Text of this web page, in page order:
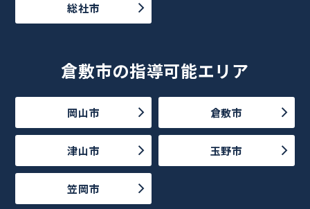
総社市
倉敷市の指導可能エリア
岡山市 倉敷市
津山市 玉野市
笠岡市